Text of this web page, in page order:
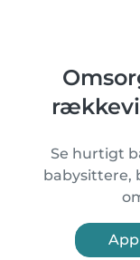
Se hurtigt
babysittere,